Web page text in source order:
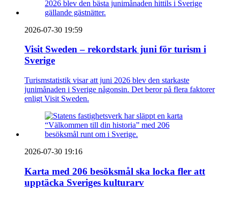
2026-07-30 19:59
Visit Sweden – rekordstark juni för turism i
Sverige
Turismstatistik visar att juni 2026 blev den starkaste
junimånaden i Sverige någonsin. Det beror på flera faktorer
enligt Visit Sweden.
2026-07-30 19:16
Karta med 206 besöksmål ska locka fler att
upptäcka Sveriges kulturarv